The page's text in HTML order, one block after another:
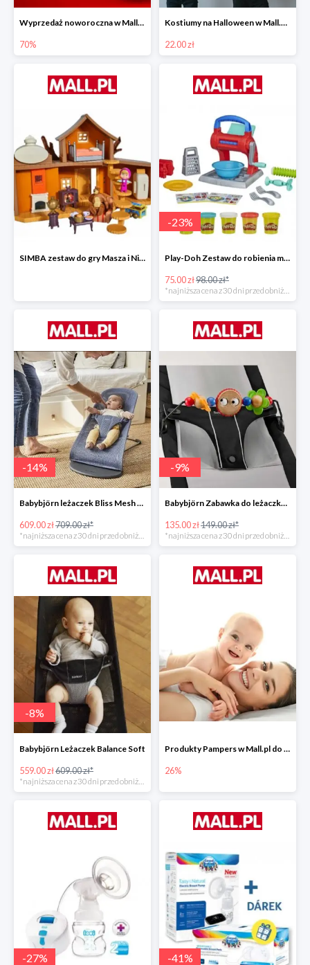
Wyprzedaż noworoczna w Mall.pl do -70%
70%
Kostiumy na Halloween w Mall.pl od 22 zł
22.00 zł
SIMBA zestaw do gry Masza i Niedźwiedź - Duży dom Maszy -15%
-23%
Play-Doh Zestaw do robienia makaronów -23%
75.00 zł98.00 zł*
-14%
Babybjörn leżaczek Bliss Mesh State Blue
609.00 zł709.00 zł*
*najniższa cena z 30 dni przed obniżką
-9%
Babybjörn Zabawka do leżaczka Balance
135.00 zł149.00 zł*
*najniższa cena z 30 dni przed obniżką
-8%
Babybjörn Leżaczek Balance Soft
559.00 zł609.00 zł*
Produkty Pampers w Mall.pl do -26%
26%
-27% -41%